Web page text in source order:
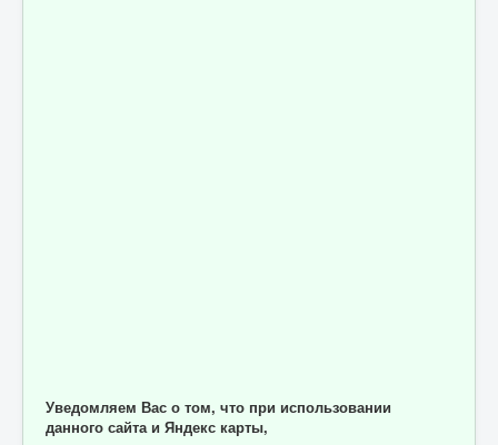
Уведомляем Вас о том, что при использовании
данного сайта и Яндекс карты,